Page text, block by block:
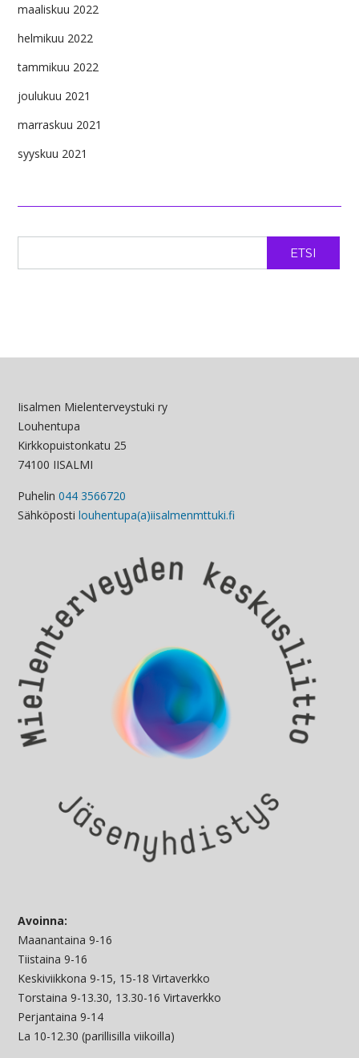
maaliskuu 2022
helmikuu 2022
tammikuu 2022
joulukuu 2021
marraskuu 2021
syyskuu 2021
ETSI
Iisalmen Mielenterveystuki ry
Louhentupa
Kirkkopuistonkatu 25
74100 IISALMI
Puhelin 044 3566720
Sähköposti louhentupa(a)iisalmenmttuki.fi
Avoinna:
Maanantaina 9-16
Tiistaina 9-16
Keskiviikkona 9-15, 15-18 Virtaverkko
Torstaina 9-13.30, 13.30-16 Virtaverkko
Perjantaina 9-14
La 10-12.30 (parillisilla viikoilla)